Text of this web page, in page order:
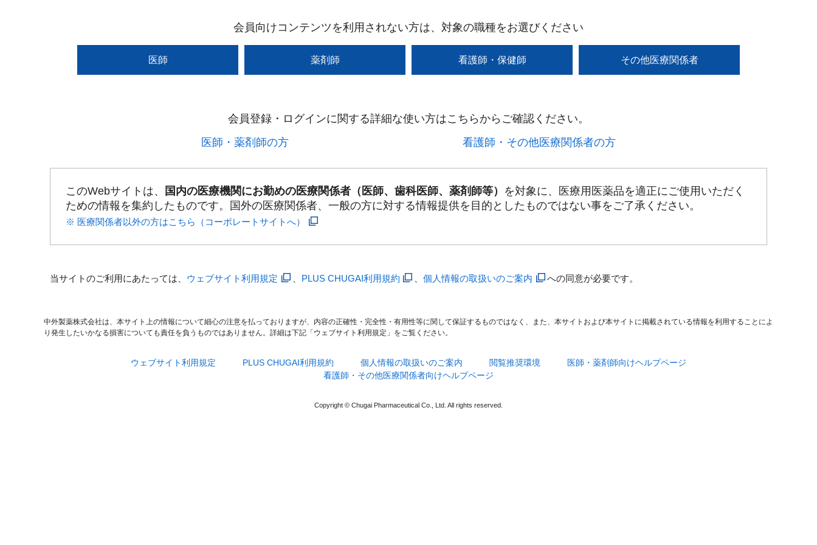
会員向けコンテンツを利用されない方は、対象の職種をお選びください
医師 薬剤師 看護師・保健師 その他医療関係者
会員登録・ログインに関する詳細な使い方はこちらからご確認ください。​
医師・薬剤師の方​
看護師・その他医療関係者の方​
このWebサイトは、 国内の医療機関にお勤めの医療関係者（医師、歯科医師、薬剤師等） を対象に、医療用医薬品を適正にご使用いただく
ための情報を集約したものです。国外の医療関係者、一般の方に対する情報提供を目的としたものではない事をご了承ください。
※ 医療関係者以外の方はこちら（コーポレートサイトへ）
当サイトのご利用にあたっては、 ウェブサイト利用規定 PLUS CHUGAI利用規約 、個人情報の取扱いのご案内 への同意が必要です。
中外製薬株式会社は、本サイト上の情報について細心の注意を払っておりますが、内容の正確性・完全性・有用性等に関して保証するものではなく、また、本サイトおよび本サイトに掲載されている情報を利用することによ
り発生したいかなる損害についても責任を負うものではありません。詳細は下記「ウェブサイト利用規定」をご覧ください。
ウェブサイト利用規定 PLUS CHUGAI利用規約 個人情報の取扱いのご案内 閲覧推奨環境
医師・薬剤師向けヘルプページ
看護師・その他医療関係者向けヘルプページ
Copyright © Chugai Pharmaceutical Co., Ltd. All rights reserved.